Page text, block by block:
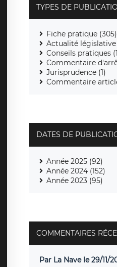
TYPES DE
Fiche pratique (305)
Actualité législative
Conseils pratiques
Commentaire
Jurisprudence (1)
Commentaire
DATES DE
Année 2025 (92)
Année 2024 (152)
Année 2023 (95)
COMMENTAIRES
Par La Nave le 29/11/